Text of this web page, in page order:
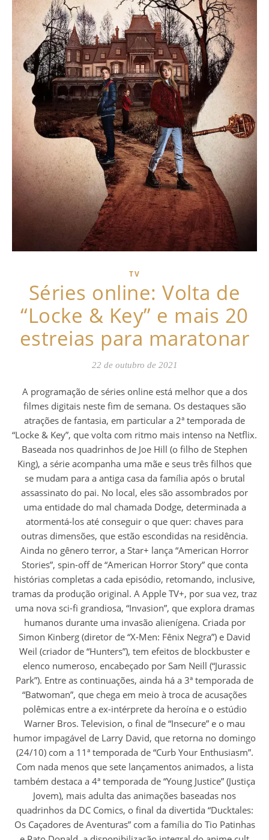
TV
Séries online: Volta de
“Locke & Key” e mais 20
estreias para maratonar
22 de outubro de 2021
A programação de séries online está melhor que a dos
filmes digitais neste fim de semana. Os destaques são
atrações de fantasia, em particular a 2ª temporada de
“Locke & Key”, que volta com ritmo mais intenso na Netflix.
Baseada nos quadrinhos de Joe Hill (o filho de Stephen
King), a série acompanha uma mãe e seus três filhos que
se mudam para a antiga casa da família após o brutal
assassinato do pai. No local, eles são assombrados por
uma entidade do mal chamada Dodge, determinada a
atormentá-los até conseguir o que quer: chaves para
outras dimensões, que estão escondidas na residência.
Ainda no gênero terror, a Star+ lança “American Horror
Stories”, spin-off de “American Horror Story” que conta
histórias completas a cada episódio, retomando, inclusive,
tramas da produção original. A Apple TV+, por sua vez, traz
uma nova sci-fi grandiosa, “Invasion”, que explora dramas
humanos durante uma invasão alienígena. Criada por
Simon Kinberg (diretor de “X-Men: Fênix Negra”) e David
Weil (criador de “Hunters”), tem efeitos de blockbuster e
elenco numeroso, encabeçado por Sam Neill (“Jurassic
Park”). Entre as continuações, ainda há a 3ª temporada de
“Batwoman”, que chega em meio à troca de acusações
polêmicas entre a ex-intérprete da heroína e o estúdio
Warner Bros. Television, o final de “Insecure” e o mau
humor impagável de Larry David, que retorna no domingo
(24/10) com a 11ª temporada de “Curb Your Enthusiasm”.
Com nada menos que sete lançamentos animados, a lista
também destaca a 4ª temporada de “Young Justice” (Justiça
Jovem), mais adulta das animações baseadas nos
quadrinhos da DC Comics, o final da divertida “Ducktales:
Os Caçadores de Aventuras” com a família do Tio Patinhas